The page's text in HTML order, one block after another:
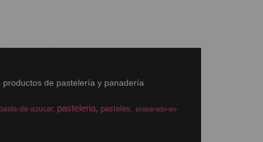
de pastelería y panadería
de-azucar pasteleria pasteles
preparado-en-